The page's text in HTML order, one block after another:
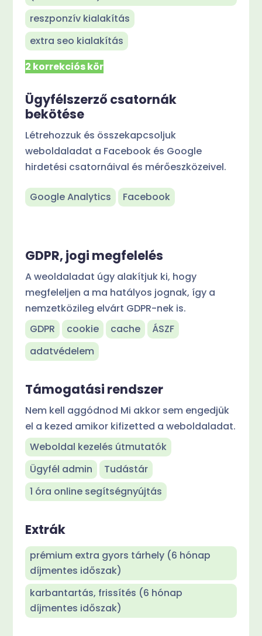
reszponzív kialakítás
extra seo kialakítás
2 korrekciós kör
Ügyfélszerző csatornák
bekötése
Létrehozzuk és összekapcsoljuk
weboldaladat a Facebook és Google
hirdetési csatornáival és mérőeszközeivel.
Google Analytics Facebook
GDPR, jogi megfelelés
A weoldaladat úgy alakítjuk ki, hogy
megfeleljen a ma hatályos jognak, így a
nemzetközileg elvárt GDPR-nek is.
GDPR
cookie cache
ÁSZF
adatvédelem
Támogatási rendszer
Nem kell aggódnod Mi akkor sem engedjük
el a kezed amikor kifizetted a weboldaladat.
Weboldal kezelés útmutatók
Ügyfél admin
Tudástár
1 óra online segítségnyújtás
Extrák
prémium extra gyors tárhely (6 hónap
díjmentes időszak)
karbantartás, frissítés (6 hónap
díjmentes időszak)